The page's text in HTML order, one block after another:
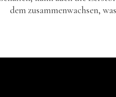
dem zusammenwachsen,